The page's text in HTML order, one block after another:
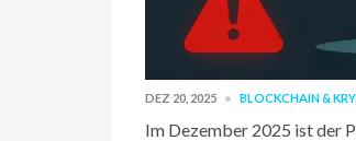
DEZ 20, 2025 BLOCKCHAIN &
Im Dezember 2025 ist der